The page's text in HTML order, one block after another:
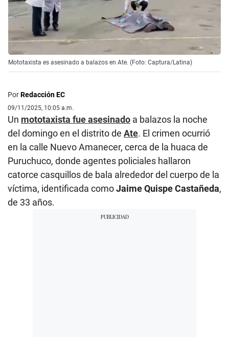
Mototaxista es asesinado a balazos en Ate. (Foto: Captura/Latina)
PorRedacción EC
09/11/2025, 10:05 a.m.
Un mototaxista fue asesinado a balazos la noche
del domingo en el distrito de Ate. El crimen ocurrió
en la calle Nuevo Amanecer, cerca de la huaca de
Puruchuco, donde agentes policiales hallaron
catorce casquillos de bala alrededor del cuerpo de la
víctima, identificada comoJaime Quispe Castañeda,
de 33 años.